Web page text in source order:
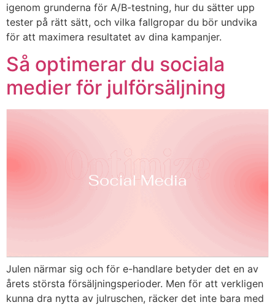
igenom grunderna för A/B-testning, hur du sätter upp
tester på rätt sätt, och vilka fallgropar du bör undvika
för att maximera resultatet av dina kampanjer.
Så optimerar du sociala
medier för julförsäljning
Julen närmar sig och för e-handlare betyder det en av
årets största försäljningsperioder. Men för att verkligen
kunna dra nytta av julruschen, räcker det inte bara med